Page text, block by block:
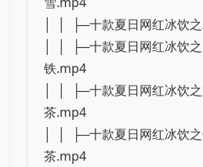
│ │ ├─十款夏日网红冰饮
│ │ ├─十款夏日网红冰饮
铁.mp4
│ │ ├─十款夏日网红冰饮
茶.mp4
│ │ ├─十款夏日网红冰饮
茶.mp4